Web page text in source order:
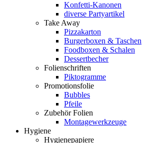
Konfetti-Kanonen
diverse Partyartikel
Take Away
Pizzakarton
Burgerboxen & Taschen
Foodboxen & Schalen
Dessertbecher
Folienschriften
Piktogramme
Promotionsfolie
Bubbles
Pfeile
Zubehör Folien
Montagewerkzeuge
Hygiene
Hygienepapiere